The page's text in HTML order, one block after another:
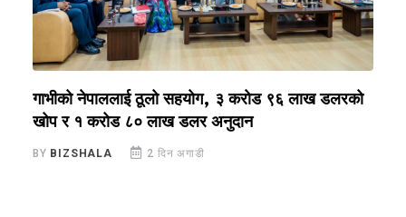
गाभीको नेपाललाई ठूलो सहयोग, ३ करोड ९६ लाख डलरको
खोप र १ करोड ८० लाख डलर अनुदान
BY BIZSHALA 2 दिन अगाडी